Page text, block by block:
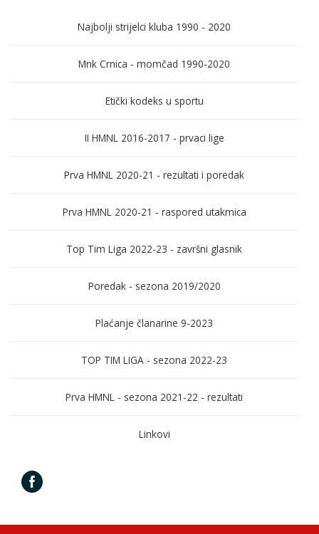
Najbolji strijelci kluba 1990 - 2020
Mnk Crnica - momčad 1990-2020
Etički kodeks u sportu
II HMNL 2016-2017 - prvaci lige
Prva HMNL 2020-21 - rezultati i poredak
Prva HMNL 2020-21 - raspored utakmica
Top Tim Liga 2022-23 - završni glasnik
Poredak - sezona 2019/2020
Plaćanje članarine 9-2023
TOP TIM LIGA - sezona 2022-23
Prva HMNL - sezona 2021-22 - rezultati
Linkovi